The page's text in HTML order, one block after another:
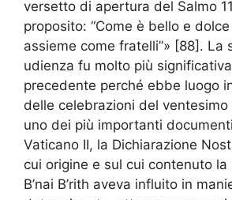
versetto di apertura del Salmo
proposito: “Come è bello e
assieme come fratelli”» [88]. La
udienza fu molto più
precedente perché ebbe luogo
delle celebrazioni del
uno dei più importanti
Vaticano II, la Dichiarazione
cui origine e sul cui contenuto la
B’nai B’rith aveva influito in